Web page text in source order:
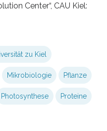
Center“, CAU Kiel:
zu Kiel
Mikrobiologie Pflanze
Photosynthese Proteine